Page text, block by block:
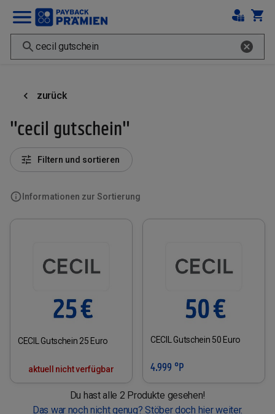
zurück
"cecil gutschein"
Informationen zur Sortierung
Filtern und sortieren
CECIL Gutschein 25 Euro
aktuell nicht verfügbar
CECIL Gutschein 50 Euro
4.999 °P
Du hast alle 2 Produkte gesehen!
Das war noch nicht genug? Stöber doch hier weiter.